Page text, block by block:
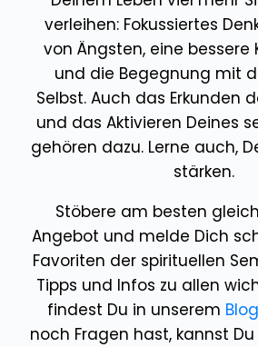
verleihen: Fokussiertes
von Ängsten, eine bessere
und die Begegnung mit
Selbst. Auch das Erkunden
und das Aktivieren Deines
gehören dazu. Lerne auch,
stärken.
Stöbere am besten
Angebot und melde Dich
Favoriten der spirituellen
Tipps und Infos zu allen
findest Du in unserem Blog
noch Fragen hast, kannst